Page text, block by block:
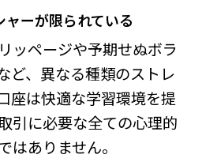
ーが限られている
ッページや予期せぬボラ
ど、異なる種類のストレ
座は快適な学習環境を提
引に必要な全ての心理的
はありません。